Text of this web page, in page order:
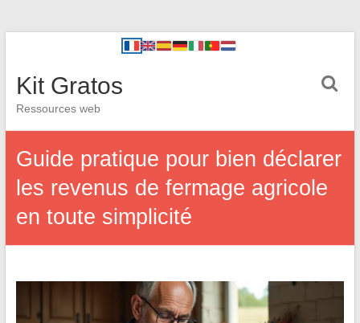
Kit Gratos
Ressources web
Guide pratique pour bien déclarer
les revenus de fermage agricole
en toute simplicité